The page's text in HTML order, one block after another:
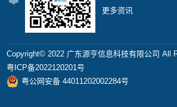
更多资讯
Copyright©️ 2022 广东源亨信息科技有限公司 All
粤ICP备2022120201号
粤公网安备 44011202002284号